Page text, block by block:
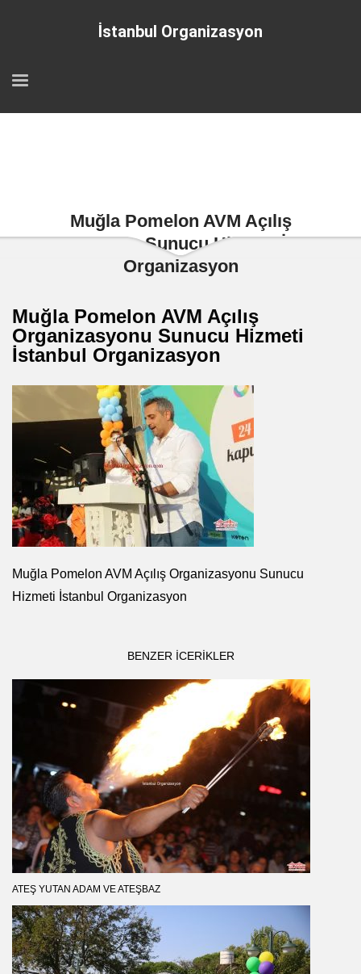
İstanbul Organizasyon
Muğla Pomelon AVM Açılış
Organizasyonu Sunucu Hizmeti İstanbul
Organizasyon
Muğla Pomelon AVM Açılış
Organizasyonu Sunucu Hizmeti
İstanbul Organizasyon
Muğla Pomelon AVM Açılış Organizasyonu Sunucu
Hizmeti İstanbul Organizasyon
BENZER ICERIKLER
ATEŞ YUTAN ADAM VE ATEŞBAZ